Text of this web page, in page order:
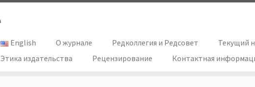
English О журнале Редколлегия и Редсовет Текущий
Этика издательства
Рецензирование Контактная